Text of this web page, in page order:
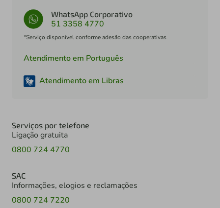
WhatsApp Corporativo
51 3358 4770
*Serviço disponível conforme adesão das cooperativas
Atendimento em Português
Atendimento em Libras
Serviços por telefone
Ligação gratuita
0800 724 4770
SAC
Informações, elogios e reclamações
0800 724 7220